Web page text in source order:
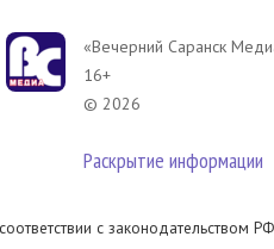
«Вечерний Саранск
16+
© 2026
Раскрытие информации
с законодательством